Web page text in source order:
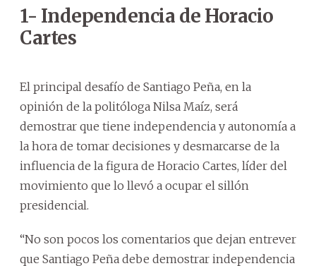
1- Independencia de Horacio
Cartes
El principal desafío de Santiago Peña, en la
opinión de la politóloga Nilsa Maíz, será
demostrar que tiene independencia y autonomía a
la hora de tomar decisiones y desmarcarse de la
influencia de la figura de Horacio Cartes, líder del
movimiento que lo llevó a ocupar el sillón
presidencial.
“No son pocos los comentarios que dejan entrever
que Santiago Peña debe demostrar independencia